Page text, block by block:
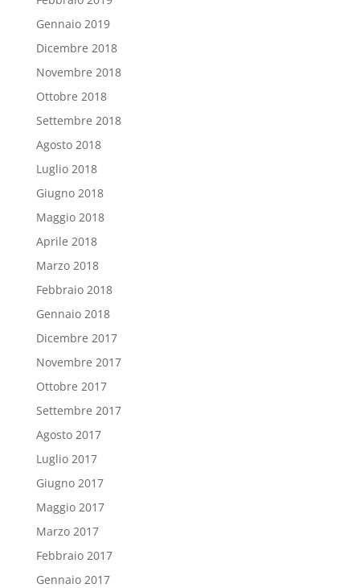
Gennaio 2019
Dicembre 2018
Novembre 2018
Ottobre 2018
Settembre 2018
Agosto 2018
Luglio 2018
Giugno 2018
Maggio 2018
Aprile 2018
Marzo 2018
Febbraio 2018
Gennaio 2018
Dicembre 2017
Novembre 2017
Ottobre 2017
Settembre 2017
Agosto 2017
Luglio 2017
Giugno 2017
Maggio 2017
Marzo 2017
Febbraio 2017
Gennaio 2017